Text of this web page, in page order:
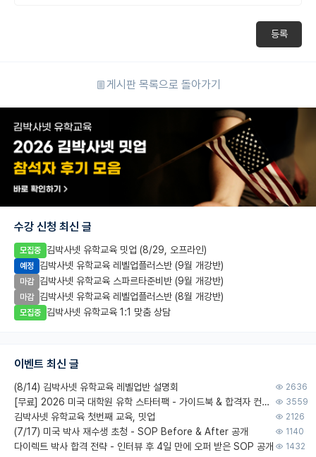
등록
게시판 목록으로 돌아가기
수강 신청 최신 글
모집중 김박사넷 유학교육 밋업 (8/29, 오프라인)
예정 김박사넷 유학교육 레벨업플러스반 (9월 개강반)
마감 김박사넷 유학교육 스파르타준비반 (9월 개강반)
마감 김박사넷 유학교육 레벨업플러스반 (8월 개강반)
모집중 김박사넷 유학교육 1:1 맞춤 상담
이벤트 최신 글
(8/14) 김박사넷 유학교육 레벨업반 설명회 2636
[무료] 2026 미국 대학원 유학 스타터팩 - 가이드북 & 합격자 컨택메일 템플릿 3559
김박사넷 유학교육 첫번째 교육, 밋업 2126
(7/17) 미국 박사 재수생 초청 - SOP Before & After 공개 1140
다이렉트 박사 합격 전략 - 인터뷰 후 4일 만에 오퍼 받은 SOP 공개 1432